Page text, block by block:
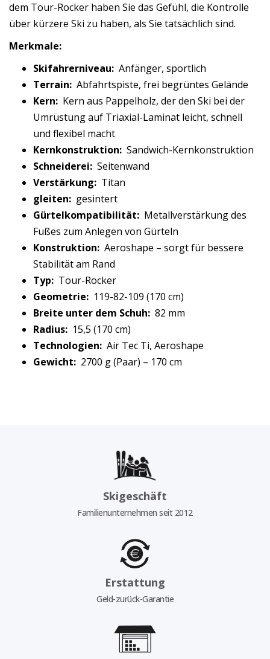
dem Tour-Rocker haben Sie das Gefühl, die Kontrolle
über kürzere Ski zu haben, als Sie tatsächlich sind.
Merkmale:
Skifahrerniveau: Anfänger, sportlich
Terrain: Abfahrtspiste, frei begrüntes Gelände
Kern: Kern aus Pappelholz, der den Ski bei der
Umrüstung auf Triaxial-Laminat leicht, schnell
und flexibel macht
Kernkonstruktion: Sandwich-Kernkonstruktion
Schneiderei: Seitenwand
Verstärkung: Titan
gleiten: gesintert
Gürtelkompatibilität: Metallverstärkung des
Fußes zum Anlegen von Gürteln
Konstruktion: Aeroshape – sorgt für bessere
Stabilität am Rand
Typ: Tour-Rocker
Geometrie: 119-82-109 (170 cm)
Breite unter dem Schuh: 82 mm
Radius: 15,5 (170 cm)
Technologien: Air Tec Ti, Aeroshape
Gewicht: 2700 g (Paar) – 170 cm
Skigeschäft
Familienunternehmen seit 2012
Erstattung
Geld-zurück-Garantie